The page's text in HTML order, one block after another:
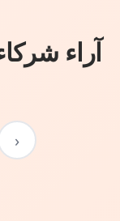
آراء
‹